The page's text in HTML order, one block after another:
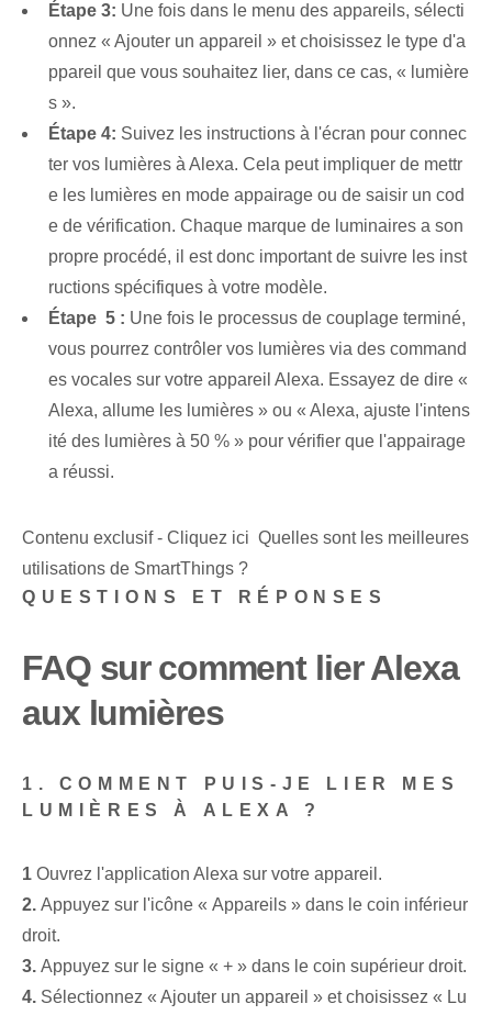
Étape 3: Une fois dans le menu des appareils, sélecti
onnez « Ajouter un appareil » et choisissez le type d'a
ppareil que vous souhaitez lier, dans ce cas, « lumière
s ».
Étape 4: Suivez les instructions à l'écran pour connec
ter vos lumières à Alexa. Cela peut impliquer de mettr
e les lumières en mode appairage ou de saisir un cod
e de vérification. Chaque marque de luminaires a son
propre procédé, il est donc important de suivre les inst
ructions spécifiques à votre modèle.
Étape ⁤ 5 : Une fois le processus de couplage terminé,
vous pourrez contrôler vos lumières via des command
es vocales sur votre appareil Alexa. Essayez de dire «
Alexa, allume les lumières » ou « Alexa, ajuste l'intens
ité des lumières à 50 % » pour vérifier que l'appairage
a réussi.
Contenu exclusif - Cliquez ici Quelles sont les meilleures
utilisations de SmartThings ?
QUESTIONS ET RÉPONSES
FAQ sur⁤ comment lier Alexa
aux lumières
1. COMMENT PUIS-JE LIER MES
LUMIÈRES À ALEXA ?
1 Ouvrez l'application Alexa⁤ sur votre appareil.
2. Appuyez sur l'icône « Appareils » dans le coin inférieur
droit.
3. Appuyez sur le signe « + » dans le coin supérieur droit.
4. Sélectionnez « Ajouter un appareil » et choisissez « Lu